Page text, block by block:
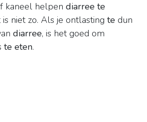
kaneel helpen diarree te
niet zo. Als je ontlasting te dun
diarree, is het goed om
te eten.